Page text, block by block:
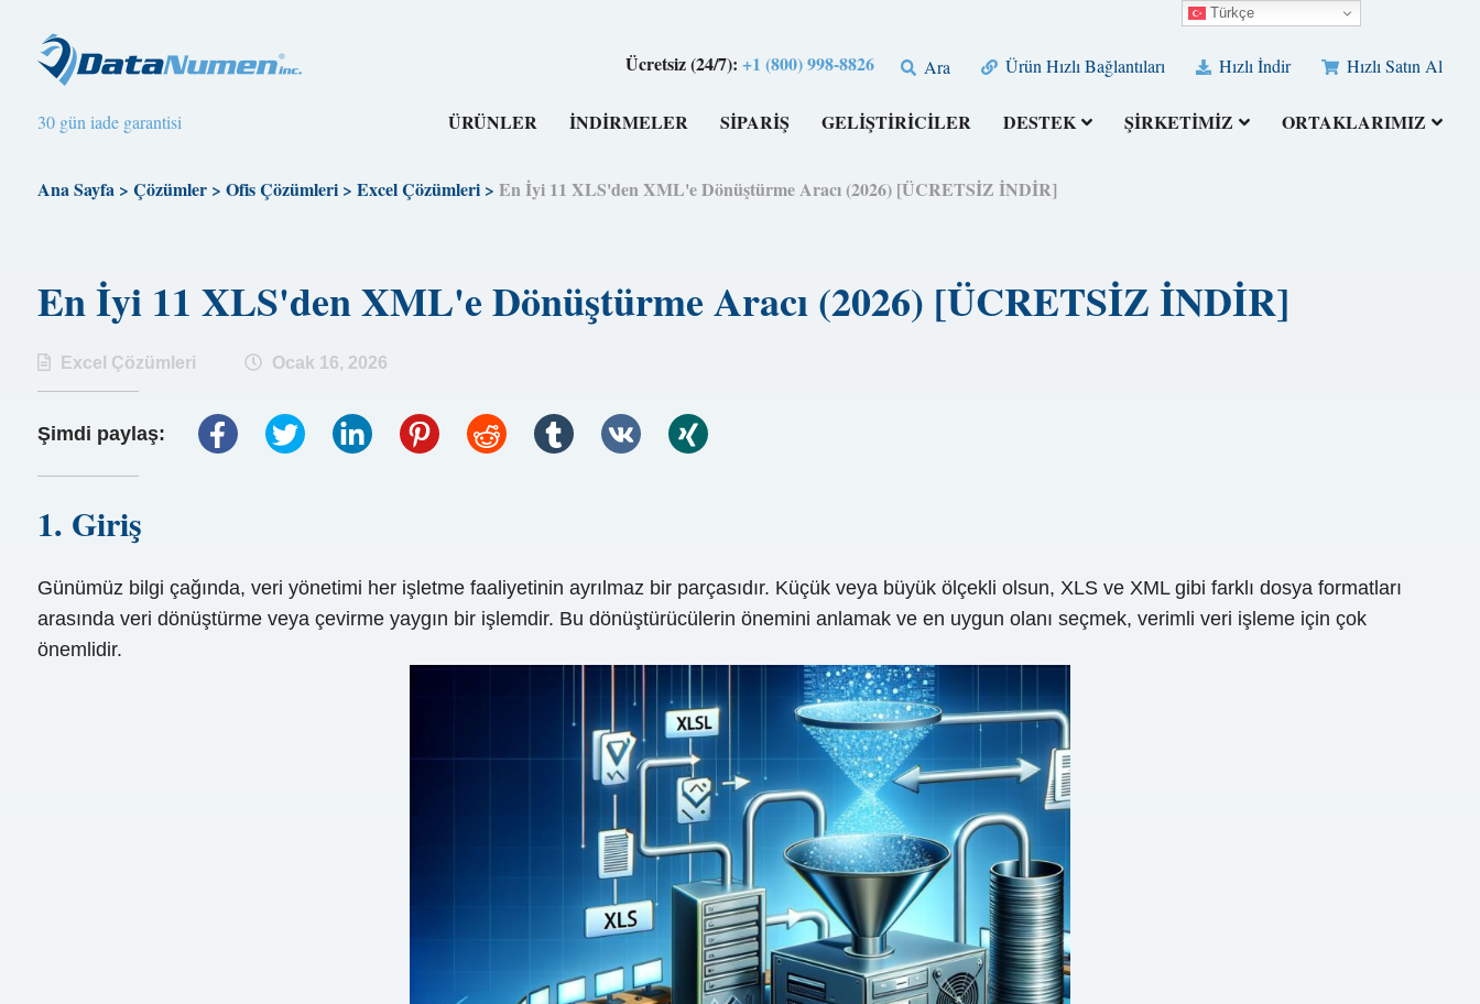
Ücretsiz (24/7):+1 (800) 998-8826 Ara Ürün Hızlı Bağlantıları Hızlı İndir Hızlı Satın Al
30 gün iade garantisi ÜRÜNLER İNDİRMELER SİPARİŞ GELİŞTİRİCİLER DESTEK ŞİRKETİMİZ ORTAKLARIMIZ
Ana Sayfa> Çözümler> Ofis Çözümleri> Excel Çözümleri> En İyi 11 XLS'den XML'e Dönüştürme Aracı (2026) [ÜCRETSİZ İNDİR]
En İyi 11 XLS'den XML'e Dönüştürme Aracı (2026) [ÜCRETSİZ İNDİR]
Excel Çözümleri Ocak 16, 2026
Şimdi paylaş:
1. Giriş
Günümüz bilgi çağında, veri yönetimi her işletme faaliyetinin ayrılmaz bir parçasıdır. Küçük veya büyük ölçekli olsun, XLS ve XML gibi farklı dosya formatları
arasında veri dönüştürme veya çevirme yaygın bir işlemdir. Bu dönüştürücülerin önemini anlamak ve en uygun olanı seçmek, verimli veri işleme için çok
önemlidir.
Türkçe